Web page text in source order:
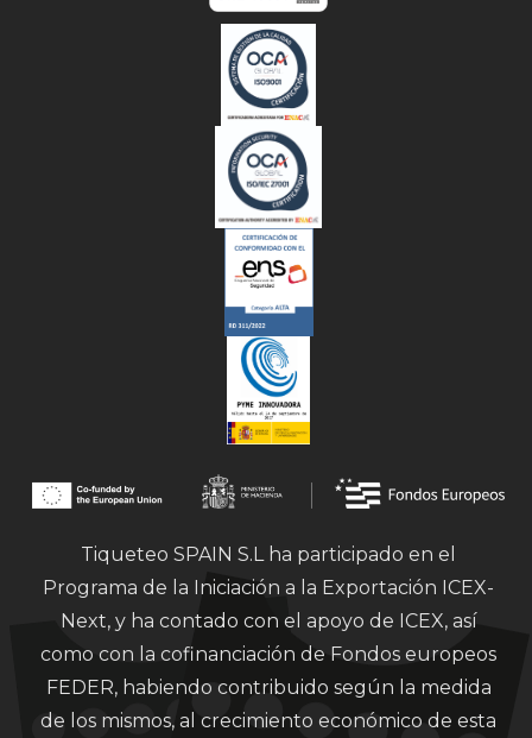
Tiqueteo SPAIN S.L ha participado en el
Programa de la Iniciación a la Exportación ICEX-
Next, y ha contado con el apoyo de ICEX, así
como con la cofinanciación de Fondos europeos
FEDER, habiendo contribuido según la medida
de los mismos, al crecimiento económico de esta